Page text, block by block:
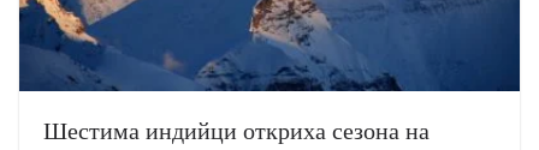
Шестима индийци откриха сезона на